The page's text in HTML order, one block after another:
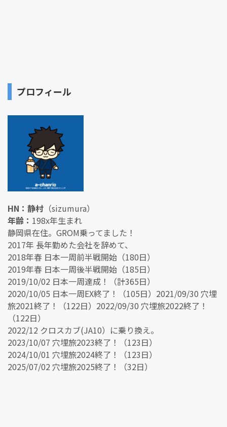
プロフィール
HN：静村 （sizumura）
年齢： 198x年生まれ
静岡県在住。GROM乗ってました！
2017年 長年勤めた会社を辞めて、
2018年春 日本一周前半戦開始（180日）
2019年春 日本一周後半戦開始（185日）
2019/10/02 日本一周達成！（計365日）
2020/10/05 日本一周EX終了！（105日）2021/09/30 穴埋
旅2021終了！（122日）2022/09/30 穴埋旅2022終了！
（122日）
2022/12 クロスカブ(JA10）に乗り換え。
2023/10/07 穴埋旅2023終了！（123日）
2024/10/01 穴埋旅2024終了！（123日）
2025/07/02 穴埋旅2025終了！（32日）